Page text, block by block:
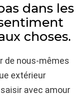
dans les
choses.
de nous-mêmes
extérieur
avec amour